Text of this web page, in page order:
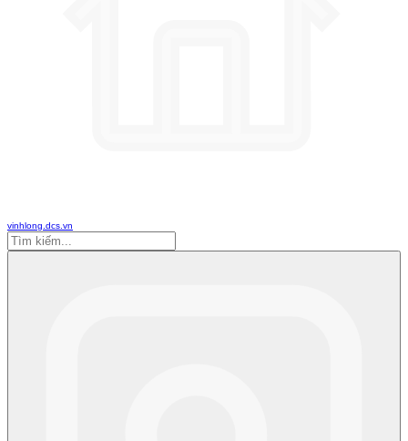
vinhlong.dcs.vn